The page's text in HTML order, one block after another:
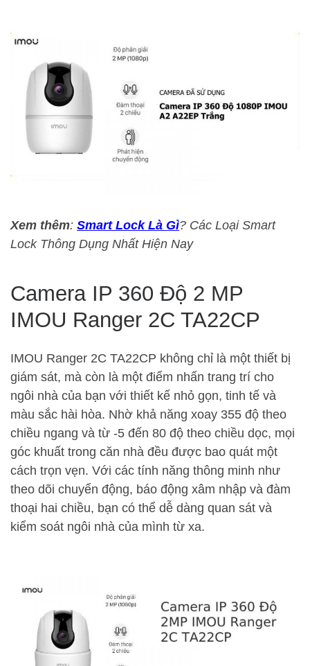
Xem thêm: Smart Lock Là Gì? Các Loại Smart
Lock Thông Dụng Nhất Hiện Nay
Camera IP 360 Độ 2 MP
IMOU Ranger 2C TA22CP
IMOU Ranger 2C TA22CP không chỉ là một thiết bị
giám sát, mà còn là một điểm nhấn trang trí cho
ngôi nhà của bạn với thiết kế nhỏ gọn, tinh tế và
màu sắc hài hòa. Nhờ khả năng xoay 355 độ theo
chiều ngang và từ -5 đến 80 độ theo chiều dọc, mọi
góc khuất trong căn nhà đều được bao quát một
cách trọn vẹn. Với các tính năng thông minh như
theo dõi chuyển động, báo động xâm nhập và đàm
thoại hai chiều, bạn có thể dễ dàng quan sát và
kiểm soát ngôi nhà của mình từ xa.